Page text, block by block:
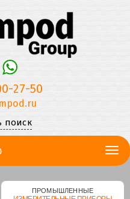
27-50
поиск
ПРОМЫШЛЕННЫЕ